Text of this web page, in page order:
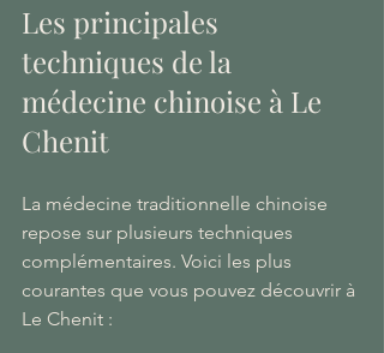
Les principales
techniques de la
médecine chinoise à Le
Chenit
La médecine traditionnelle chinoise
repose sur plusieurs techniques
complémentaires. Voici les plus
courantes que vous pouvez découvrir à
Le Chenit :